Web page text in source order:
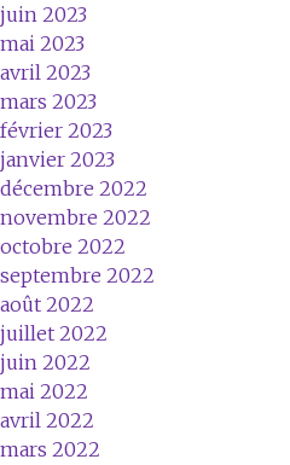
juin 2023
mai 2023
avril 2023
mars 2023
février 2023
janvier 2023
décembre 2022
novembre 2022
octobre 2022
septembre 2022
août 2022
juillet 2022
juin 2022
mai 2022
avril 2022
mars 2022